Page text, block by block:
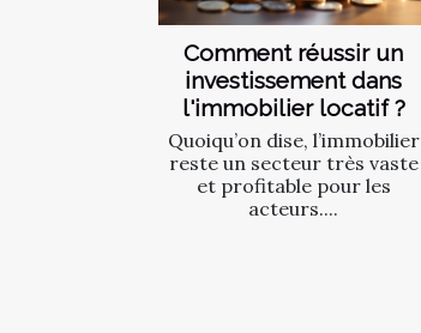
Comment réussir un
investissement dans
l'immobilier locatif ?
Quoiqu’on dise, l’immobilier
reste un secteur très vaste
et profitable pour les
acteurs....